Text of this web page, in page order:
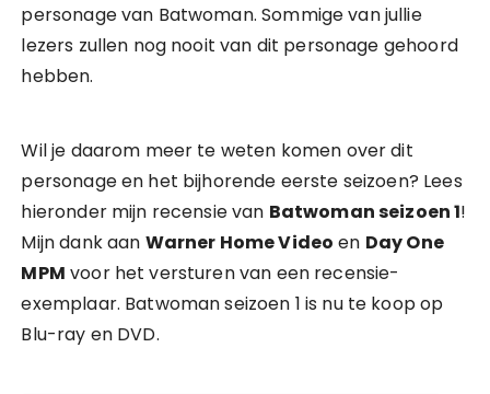
personage van Batwoman. Sommige van jullie
lezers zullen nog nooit van dit personage gehoord
hebben.
Wil je daarom meer te weten komen over dit
personage en het bijhorende eerste seizoen? Lees
hieronder mijn recensie van Batwoman seizoen 1!
Mijn dank aan Warner Home Video en Day One
MPM voor het versturen van een recensie-
exemplaar. Batwoman seizoen 1 is nu te koop op
Blu-ray en DVD.